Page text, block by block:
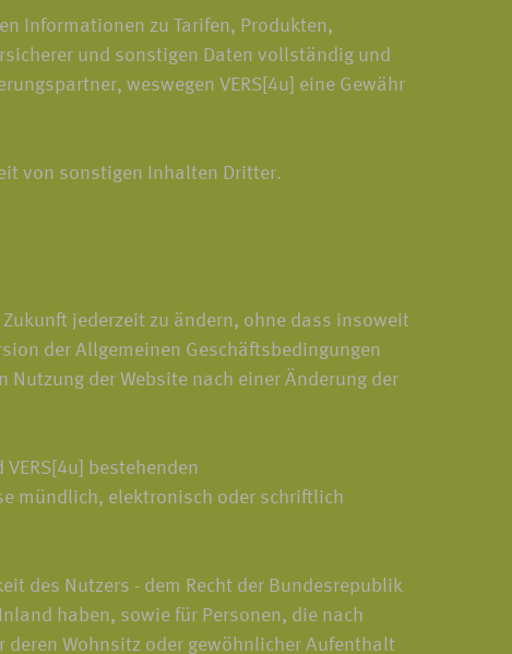
Informationen zu Tarifen, Produkten,
und sonstigen Daten vollständig und
weswegen VERS[4u] eine Gewähr
von sonstigen Inhalten Dritter.
jederzeit zu ändern, ohne dass insoweit
der Allgemeinen Geschäftsbedingungen
der Website nach einer Änderung der
bestehenden
mündlich, elektronisch oder schriftlich
des Nutzers - dem Recht der Bundesrepublik
haben, sowie für Personen, die nach
Wohnsitz oder gewöhnlicher Aufenthalt